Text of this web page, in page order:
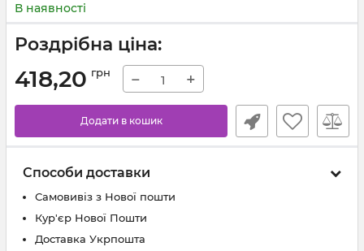
В наявності
Роздрібна ціна:
418,20 грн − +
Додати в кошик
Способи доставки
Самовивіз з Нової пошти
Кур'єр Нової Пошти
Доставка Укрпошта